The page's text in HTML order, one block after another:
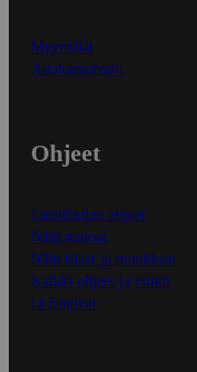
Myymälät
Asiakaspalvelu
Ohjeet
Ensitilaajan ohjeet
Näin maksat
Näin tilaat ja muokkaat
Kaikki ohjeet ja vinkit
In English